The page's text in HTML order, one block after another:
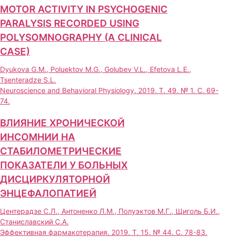
MOTOR ACTIVITY IN PSYCHOGENIC
PARALYSIS RECORDED USING
POLYSOMNOGRAPHY (A CLINICAL
CASE)
Dyukova G.M., Poluektov M.G., Golubev V.L., Efetova L.E.,
Tsenteradze S.L.
Neuroscience and Behavioral Physiology. 2019. Т. 49. № 1. С. 69-
74.
ВЛИЯНИЕ ХРОНИЧЕСКОЙ
ИНСОМНИИ НА
СТАБИЛОМЕТРИЧЕСКИЕ
ПОКАЗАТЕЛИ У БОЛЬНЫХ
ДИСЦИРКУЛЯТОРНОЙ
ЭНЦЕФАЛОПАТИЕЙ
Центерадзе С.Л., Антоненко Л.М., Полуэктов М.Г., Щиголь Б.И.,
Станиславский С.А.
Эффективная фармакотерапия. 2019. Т. 15. № 44. С. 78-83.